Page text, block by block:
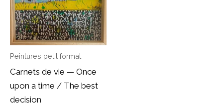
Peintures petit format
Carnets de vie — Once
upon a time / The best
decision